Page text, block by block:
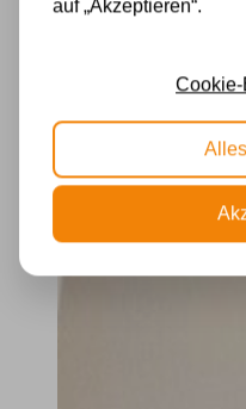
auf „Akzeptieren“.